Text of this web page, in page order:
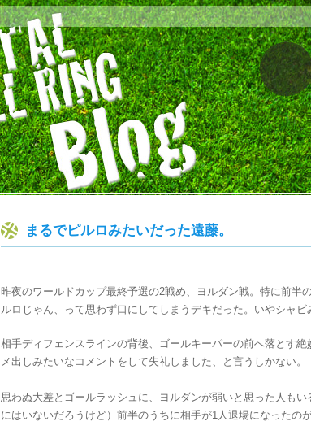
まるでピルロみたいだった遠藤。
昨夜のワールドカップ最終予選の2戦め、ヨルダン戦。特に前半
ルロじゃん、って思わず口にしてしまうデキだった。いやシャビ
相手ディフェンスラインの背後、ゴールキーパーの前へ落とす
メ出しみたいなコメントをして失礼しました、と言うしかない。
思わぬ大差とゴールラッシュに、ヨルダンが弱いと思った人も
にはいないだろうけど）前半のうちに相手が1人退場になったの